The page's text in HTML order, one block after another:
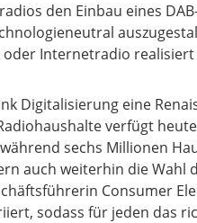
den Einbau eines
oder Internetradio
Digitalisierung eine
verfügt
sechs Millionen
auch weiterhin die Wahl
Consumer
sodass für jeden das